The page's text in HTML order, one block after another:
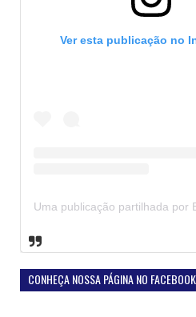
Ver esta publicação no
CONHEÇA NOSSA PÁGINA NO FACEBOOK